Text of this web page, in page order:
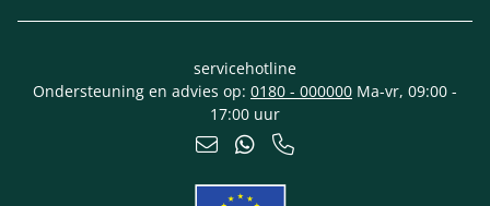
servicehotline
Ondersteuning en advies op: 0180 - 000000 Ma-vr, 09:00 -
17:00 uur